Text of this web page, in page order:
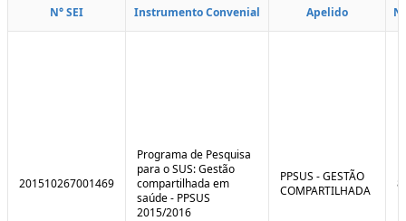
N° SEI Instrumento Convenial Apelido
201510267001469
Programa de Pesquisa
para o SUS: Gestão
compartilhada em
saúde - PPSUS
2015/2016
PPSUS - GESTÃO
COMPARTILHADA